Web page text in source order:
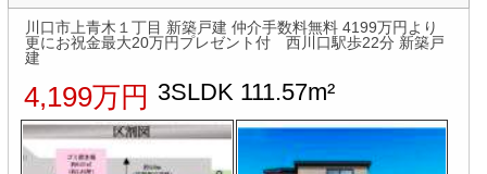
川口市上青木１丁目 新築戸建 仲介手数料無料 4199万円より
更にお祝金最大20万円プレゼント付 西川口駅歩22分 新築戸
建
4,199万円 3SLDK 111.57m²